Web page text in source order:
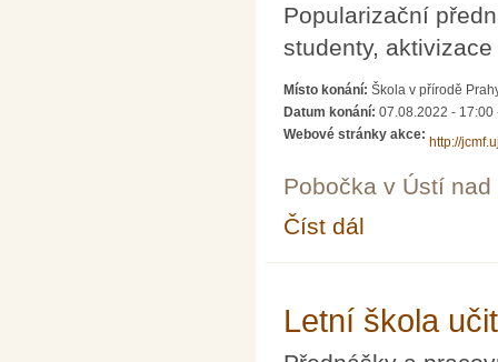
Popularizační
studenty,
Místo konání: Škola v přírodě
Datum konání: 07.08.2022 - 17:00
Webové stránky akce:
http://
Pobočka v Ústí nad
Číst dál
Letní škola